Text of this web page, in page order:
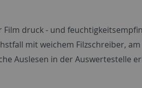
Film druck - und
mit weichem Filzschreiber,
Auslesen in der Auswertestelle